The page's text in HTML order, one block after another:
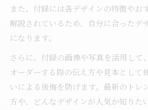
また、付録には各デザインの特徴やお
解説されているため、自分に合ったデ
になります。
さらに、付録の画像や写真を活用して
オーダーする際の伝え方や見本として
いによる後悔を防げます。最新のトレ
方や、どんなデザインが人気か知りた